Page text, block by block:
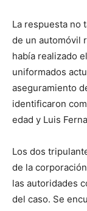
La respuesta no
de un automóvil
había realizado
uniformados
aseguramiento
identificaron
edad y Luis
Los dos
de la
las autoridades
del caso. Se